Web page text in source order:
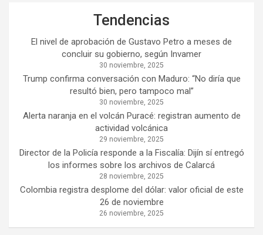
Tendencias
El nivel de aprobación de Gustavo Petro a meses de
concluir su gobierno, según Invamer
30 noviembre, 2025
Trump confirma conversación con Maduro: “No diría que
resultó bien, pero tampoco mal”
30 noviembre, 2025
Alerta naranja en el volcán Puracé: registran aumento de
actividad volcánica
29 noviembre, 2025
Director de la Policía responde a la Fiscalía: Dijín sí entregó
los informes sobre los archivos de Calarcá
28 noviembre, 2025
Colombia registra desplome del dólar: valor oficial de este
26 de noviembre
26 noviembre, 2025